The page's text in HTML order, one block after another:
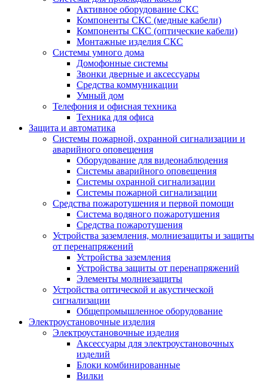
Активное оборудование СКС
Компоненты СКС (медные кабели)
Компоненты СКС (оптические кабели)
Монтажные изделия СКС
Системы умного дома
Домофонные системы
Звонки дверные и аксессуары
Средства коммуникации
Умный дом
Телефония и офисная техника
Техника для офиса
Защита и автоматика
Системы пожарной, охранной сигнализации и
аварийного оповещения
Оборудование для видеонаблюдения
Системы аварийного оповещения
Системы охранной сигнализации
Системы пожарной сигнализации
Средства пожаротушения и первой помощи
Система водяного пожаротушения
Средства пожаротушения
Устройства заземления, молниезащиты и защиты
от перенапряжений
Устройства заземления
Устройства защиты от перенапряжений
Элементы молниезащиты
Устройства оптической и акустической
сигнализации
Общепромышленное оборудование
Электроустановочные изделия
Электроустановочные изделия
Аксессуары для электроустановочных
изделий
Блоки комбинированные
Вилки